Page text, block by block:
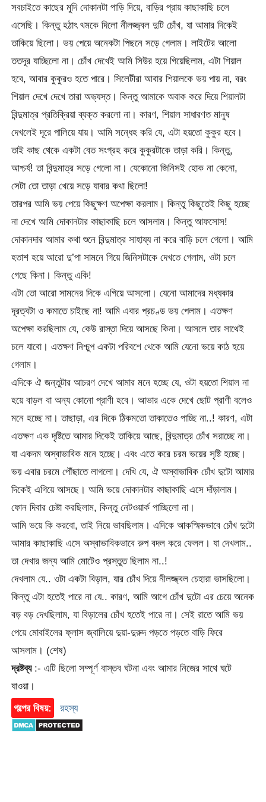
সবচাইতে কাছের মুদি দোকানটা পাড়ি দিয়ে, বাড়ির প্রায় কাছাকাছি চলে
এসেছি। কিন্তু হঠাৎ থমকে দিলো নীলজ্জ্বল দুটি চোঁখ, যা আমার দিকেই
তাকিয়ে ছিলো। ভয় পেয়ে অনেকটা পিছনে সড়ে গেলাম। লাইটের আলো
ততদূর যাচ্ছিলো না। চোঁখ দেখেই আমি সিউর হয়ে গিয়েছিলাম, এটা শিয়াল
হবে, আবার কুকুরও হতে পারে। সিলেটীরা আবার শিয়ালকে ভয় পায় না, বরং
শিয়াল দেখে দেখে তারা অভ্যস্ত। কিন্তু আমাকে অবাক করে দিয়ে শিয়ালটা
বিন্দুমাত্র প্রতিক্রিয়া ব্যক্ত করলো না। কারণ, শিয়াল সাধারণত মানুষ
দেখলেই দূরে পালিয়ে যায়। আমি সন্ধেহ করি যে, এটা হয়তো কুকুর হবে।
তাই কাছ থেকে একটা বেত সংগ্রহ করে কুকুরটাকে তাড়া করি। কিন্তু,
আশ্চর্য! তা বিন্দুমাত্র সড়ে গেলো না। যেকোনো জিনিসই হোক না কেনো,
সেটা তো তাড়া খেয়ে সড়ে যাবার কথা ছিলো!
তারপর আমি ভয় পেয়ে কিছুক্ষণ অপেক্ষা করলাম। কিন্তু কিছুতেই কিছু হচ্ছে
না দেখে আমি দোকানটার কাছাকাছি চলে আসলাম। কিন্তু আফসোস!
দোকানদার আমার কথা শুনে বিন্দুমাত্র সাহায্য না করে বাড়ি চলে গেলো। আমি
হতাশ হয়ে আরো দু’পা সামনে গিয়ে জিনিসটাকে দেখতে গেলাম, ওটা চলে
গেছে কিনা। কিন্তু একি!
এটা তো আরো সামনের দিকে এগিয়ে আসলো। যেনো আমাদের মধ্যকার
দূরত্বটা ও কমাতে চাইছে না! আমি এবার প্রচণ্ড ভয় পেলাম। এতক্ষণ
অপেক্ষা করছিলাম যে, কেউ রাস্তা দিয়ে আসছে কিনা। আসলে তার সাথেই
চলে যাবো। এতক্ষণ নিশ্চুপ একটা পরিবশে থেকে আমি যেনো ভয়ে কাঠ হয়ে
গেলাম।
এদিকে ঐ জন্তুটার আচরণ দেখে আমার মনে হচ্ছে যে, ওটা হয়তো শিয়াল না
হয়ে বাড়ল বা অন্য কোনো প্রাণী হবে। আভার একে দেখে ছোট প্রাণী বলেও
মনে হচ্ছে না। তাছাড়া, এর দিকে ঠিকমতো তাকাতেও পাচ্ছি না..! কারণ, এটা
এতক্ষণ এক দৃষ্টিতে আমার দিকেই তাকিয়ে আছে, বিন্দুমাত্র চোঁখ সরাচ্ছে না।
যা একদম অস্বাভাবিক মনে হচ্ছে। এবং এতে করে চরম ভয়ের সৃষ্টি হচ্ছে।
ভয় এবার চরমে পৌঁছাতে লাগলো। দেখি যে, ঐ অস্বাভাবিক চোঁখ দুটো আমার
দিকেই এগিয়ে আসছে। আমি ভয়ে দোকানটার কাছাকাছি এসে দাঁড়ালাম।
ফোন দিবার চেষ্টা করছিলাম, কিন্তু নেটওয়ার্ক পাচ্ছিলো না।
আমি ভয়ে কি করবো, তাই নিয়ে ভাবছিলাম। এদিকে আকস্মিকভাবে চোঁখ দুটো
আমার কাছাকাছি এসে অস্বাভাবিকভাবে রুপ বদল করে ফেলল। যা দেখলাম..
তা দেখার জন্য আমি মোটেও প্রস্তুত ছিলাম না..!
দেখলাম যে.. ওটা একটা বিড়াল, যার চোঁখ দিয়ে নীলজ্জ্বল চেহারা ভাসছিলো।
কিন্তু এটা হতেই পারে না যে.. কারণ, আমি আগে চোঁখ দুটো এর চেয়ে অনেক
বড় বড় দেখছিলাম, যা বিড়ালের চোঁখ হতেই পারে না। সেই রাতে আমি ভয়
পেয়ে মোবাইলের ফ্লাস জ্বালিয়ে দুয়া-দুরুদ পড়তে পড়তে বাড়ি ফিরে
আসলাম। (শেষ)
দ্রষ্টব্য:- এটি ছিলো সম্পূর্ণ বাস্তব ঘটনা এবং আমার নিজের সাথে ঘটে
যাওয়া।
গল্পের বিষয়:
রহস্য